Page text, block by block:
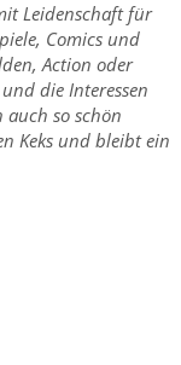
Leidenschaft für
Comics und
Action oder
die Interessen
so schön
Keks und bleibt ein